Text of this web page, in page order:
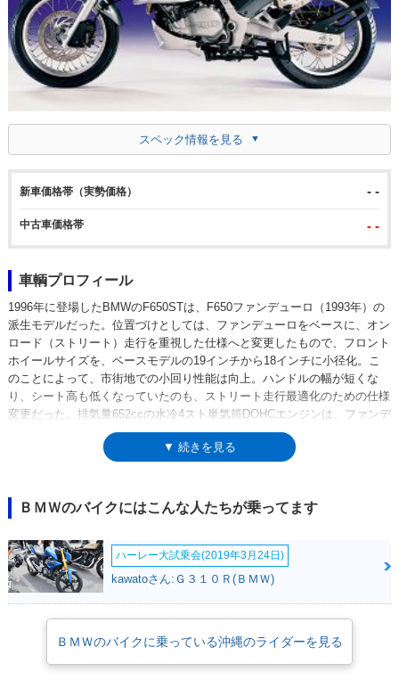
スペック情報を見る
新車価格帯（実勢価格） - -
中古車価格帯 - -
車輌プロフィール
1996年に登場したBMWのF650STは、F650ファンデューロ（1993年）の
派生モデルだった。位置づけとしては、ファンデューロをベースに、オン
ロード（ストリート）走行を重視した仕様へと変更したもので、フロント
ホイールサイズを、ベースモデルの19インチから18インチに小径化。こ
のことによって、市街地での小回り性能は向上。ハンドルの幅が短くな
り、シート高も低くなっていたのも、ストリート走行最適化のための仕様
変更だった。排気量652ccの水冷4スト単気筒DOHCエンジンは、ファンデ
ューロゆずり。ミッションは5段リターン式、前後シングルディスクブレ
ーキを採用していた。1999年モデルまで設定された。単気筒F650シリー
お、車名の「ST」は「ストラーダ」のこと。英語ではストリートなの
で、車名が性格を表すネーミングだった。
▼ 続きを見る
ＢＭＷのバイクにはこんな人たちが乗ってます
ハーレー大試乗会(2019年3月24日)
kawatoさん:Ｇ３１０Ｒ(ＢＭＷ)
ＢＭＷのバイクに乗っている沖縄のライダーを見る